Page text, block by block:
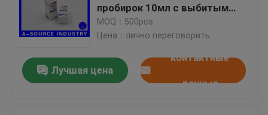
пробирок 10мл с выбитым
логотипом Матт печатая
дизайн СП Фарма
MOQ：500pcs
Цена：лично переговорить
Лучшая цена
контактные
данные